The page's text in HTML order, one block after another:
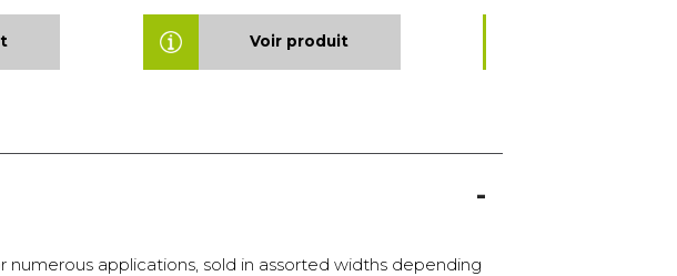
Voir produit
numerous applications, sold in assorted widths depending